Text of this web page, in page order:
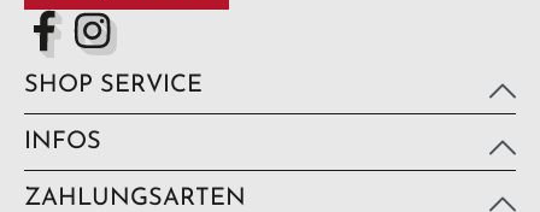
SHOP SERVICE
INFOS
ZAHLUNGSARTEN